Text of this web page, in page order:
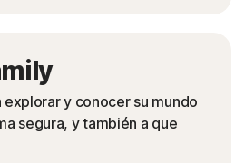
explorar y conocer su mundo
segura, y también a que